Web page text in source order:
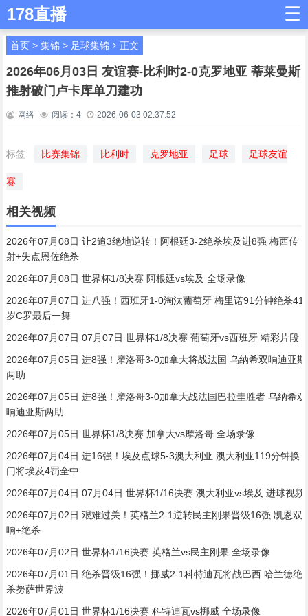
178直播 ☰
首页> 集锦> 足球集锦 正文
2026年06月03日 友谊赛-比利时2-0克罗地亚 蒂莱曼斯
推射破门卢卡库单刀建功
网络 阅读： 4 2026-06-03 02:37:52
标签: 比赛集锦 比利时 克罗地亚 足球 足球友谊
赛
相关视频
2026年07月08日 让2追3绝地逆转！阿根廷3-2绝杀埃及进8强 梅西传
射+失点恩佐绝杀
2026年07月08日 世界杯1/8决赛 阿根廷vs埃及 全场录像
2026年07月07日 进八强！西班牙1-0淘汰葡萄牙 梅里诺91分钟绝杀41
岁C罗最后一舞
2026年07月07日 07月07日 世界杯1/8决赛 葡萄牙vs西班牙 精彩片段
2026年07月05日 进8强！摩洛哥3-0加拿大将战法国 乌纳希双响迪亚斯
两助
2026年07月05日 进8强！摩洛哥3-0加拿大战法国巴拉圭胜者 乌纳希双
响迪亚斯两助
2026年07月05日 世界杯1/8决赛 加拿大vs摩洛哥 全场录像
2026年07月04日 进16强！埃及点球5-3澳大利亚 澳大利亚119分钟换
门将埃及4罚全中
2026年07月04日 07月04日 世界杯1/16决赛 澳大利亚vs埃及 进球视频
2026年07月02日 艰难过关！英格兰2-1逆转民主刚果晋级16强 凯恩双
响+绝杀
2026年07月02日 世界杯1/16决赛 英格兰vs民主刚果 全场录像
2026年07月01日 绝杀晋级16强！挪威2-1科特迪瓦将战巴西 哈兰德绝
杀努萨世界波
2026年07月01日 世界杯1/16决赛 科特迪瓦vs挪威 全场录像